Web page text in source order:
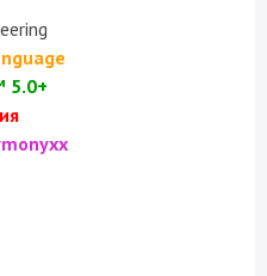
5.0+